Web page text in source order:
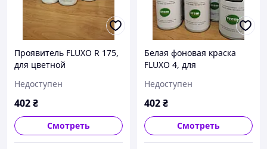
Проявитель FLUXO R 175,
для цветной
Недоступен
402₴
Смотреть
Белая фоновая краска
FLUXO 4, для
дефектоскопии
Недоступен
402₴
Смотреть